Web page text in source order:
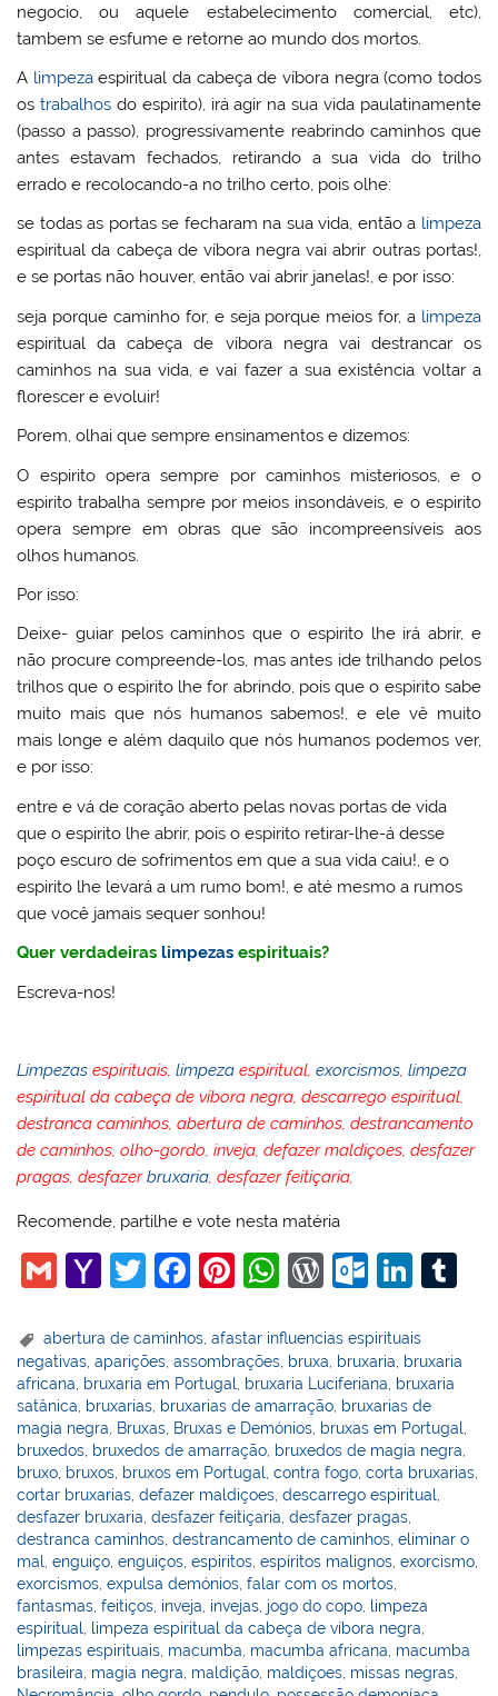
negocio, ou aquele estabelecimento comercial, etc),
tambem se esfume e retorne ao mundo dos mortos.
A limpezaespiritual da cabeça de víbora negra (como todos
ostrabalhos do espirito), irá agir na sua vida paulatinamente
(passo a passo), progressivamente reabrindo caminhos que
antes estavam fechados, retirando a sua vida do trilho
errado e recolocando-a no trilho certo, pois olhe:
se todas as portas se fecharam na sua vida, então a limpeza
espiritual da cabeça de víbora negra vai abrir outras portas!,
e se portas não houver, então vai abrir janelas!, e por isso:
seja porque caminho for, e seja porque meios for, a limpeza
espiritual da cabeça de víbora negra vai destrancar os
caminhos na sua vida, e vai fazer a sua existência voltar a
florescer e evoluir!
Porem, olhai que sempre ensinamentos e dizemos:
O espirito opera sempre por caminhos misteriosos, e o
espirito trabalha sempre por meios insondáveis, e o espirito
opera sempre em obras que são incompreensíveis aos
olhos humanos.
Por isso:
Deixe- guiar pelos caminhos que o espirito lhe irá abrir, e
não procure compreende-los, mas antes ide trilhando pelos
trilhos que o espirito lhe for abrindo, pois que o espirito sabe
muito mais que nós humanos sabemos!, e ele vê muito
mais longe e além daquilo que nós humanos podemos ver,
e por isso:
entre e vá de coração aberto pelas novas portas de vida
que o espirito lhe abrir, pois o espirito retirar-lhe-á desse
poço escuro de sofrimentos em que a sua vida caiu!, e o
espirito lhe levará a um rumo bom!, e até mesmo a rumos
que você jamais sequer sonhou!
Quer verdadeiraslimpezas espirituais?
Escreva-nos!
Limpezas espirituais,limpeza espiritual,exorcismos,limpeza
espiritual da cabeça de víbora negra, descarrego espiritual,
destranca caminhos, abertura de caminhos, destrancamento
de caminhos, olho-gordo, inveja, defazer maldiçoes, desfazer
pragas, desfazerbruxaria, desfazer feitiçaria,
Recomende, partilhe e vote nesta matéria
G
ai
l
Y
h
o
o
M
ai
l
T
itt
er
F
c
e
b
o
o
k
Pi
er
e
st
W
at
s
A
p
p
W
d
Pr
e
ss
O
lo
o
k.
c
o
m
Li
k
e
dI
n
bl
r
abertura de caminhos ,afastar influencias espirituais
negativas,aparições,assombrações, bruxa, bruxaria, bruxaria
africana, bruxaria em Portugal, bruxaria Luciferiana, bruxaria
satânica, bruxarias, bruxarias de amarração, bruxarias de
magia negra, Bruxas, Bruxas e Demónios, bruxas em Portugal,
bruxedos, bruxedos de amarração, bruxedos de magia negra,
bruxo, bruxos, bruxos em Portugal,contra fogo,corta bruxarias,
cortar bruxarias,defazer maldiçoes,descarrego espiritual,
desfazer bruxaria,desfazer feitiçaria,desfazer pragas,
destranca caminhos,destrancamento de caminhos,eliminar o
mal,enguiço,enguiços,espiritos,espíritos malignos,exorcismo,
exorcismos,expulsa demónios,falar com os mortos,
fantasmas,feitiços, inveja, invejas, jogo do copo, limpeza
espiritual, limpeza espiritual da cabeça de víbora negra,
limpezas espirituais, macumba, macumba africana, macumba
brasileira, magia negra, maldição, maldiçoes, missas negras,